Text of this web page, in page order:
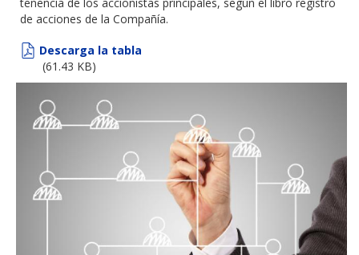
de acciones de la Compañía.
Descarga la tabla
(61.43 KB)